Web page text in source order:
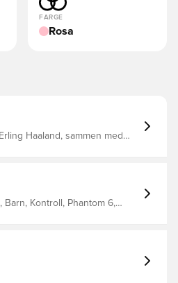
FARGE
Rosa
Haaland, sammen med
og spillforandringene som
Dette er en sko
for bruk på både natur- og
Barn, Kontroll, Phantom 6,